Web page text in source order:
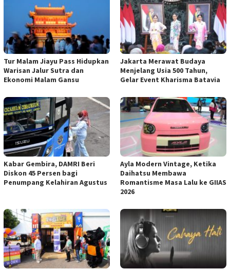
Tur Malam Jiayu Pass Hidupkan
Warisan Jalur Sutra dan
Ekonomi Malam Gansu
Jakarta Merawat Budaya
Menjelang Usia 500 Tahun,
Gelar Event Kharisma Batavia
Kabar Gembira, DAMRI Beri
Diskon 45 Persen bagi
Penumpang Kelahiran Agustus
Ayla Modern Vintage, Ketika
Daihatsu Membawa
Romantisme Masa Lalu ke GIIAS
2026